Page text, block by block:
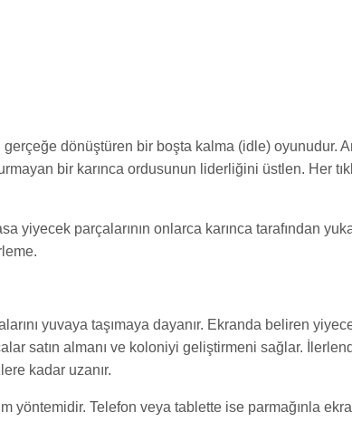
dönüştüren bir boşta kalma (idle) oyunudur.
bir karınca ordusunun liderliğini üstlen. Her
parçalarının onlarca karınca tarafından
yuvaya taşımaya dayanır. Ekranda beliren
satın almanı ve koloniyi geliştirmeni sağlar.
kadar uzanır.
Telefon veya tablette ise parmağınla